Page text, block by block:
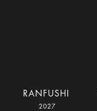
RANFUSHI
2027